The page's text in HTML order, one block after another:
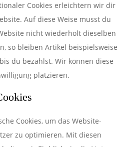
Cookies erleichtern wir dir
Auf diese Weise musst du
nicht wiederholt dieselben
so bleiben Artikel beispielsweise
du bezahlst. Wir können diese
platzieren.
Cookies, um das Website-
zu optimieren. Mit diesen